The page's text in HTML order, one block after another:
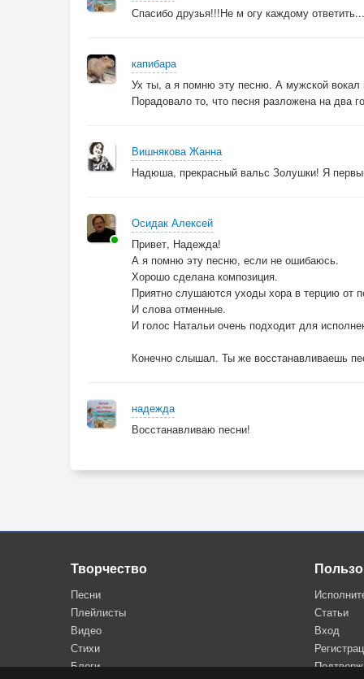
Спасибо друзья!!!Не м огу каждому
капибара
Ух ты, а я помню эту песню. А мужской вокал
Порадовало то, что песня разложена на два
Вишнякова Жанна
Надюша, прекрасный вальс Золушки! Я
Осидак Алексей
Привет, Надежда!
А я помню эту песню, если не ошибаюсь.
Хорошо сделана композиция.
Приятно слушаются уходы хора в терцию от
И слова отменные.
И голос Натальи очень подходит для
Конечно слышал. Ты же восстанавливаешь
надежда
Восстанавливаю песни!
Творчество
Песни
Плейлисты
Видео
Стихи
Блоги
Статьи
Вход